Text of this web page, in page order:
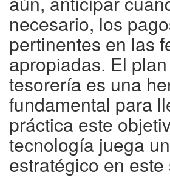
necesario, los
pertinentes en las
apropiadas. El
tesorería es una
fundamental para
práctica este
tecnología juega
estratégico en este